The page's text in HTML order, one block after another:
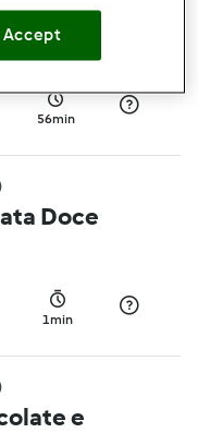
56min
Doce
1min
e
Accept